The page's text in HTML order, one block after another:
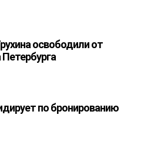
освободили от
Петербурга
по бронированию